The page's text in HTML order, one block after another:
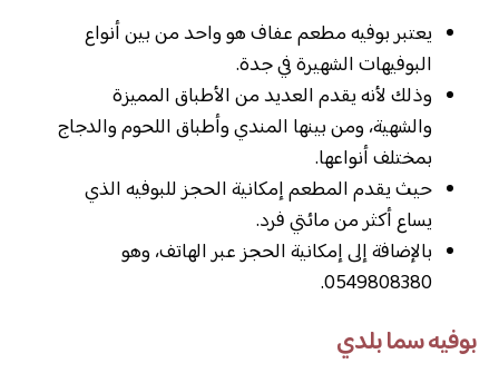
يعتبر بوفيه مطعم عفاف هو واحد من بين أنواع
البوفيهات الشهيرة في جدة.
وذلك لأنه يقدم العديد من الأطباق المميزة
والشهية، ومن بينها المندي وأطباق اللحوم والدجاج
بمختلف أنواعها.
حيث يقدم المطعم إمكانية الحجز للبوفيه الذي
يساع أكثر من مائتي فرد.
بالإضافة إلى إمكانية الحجز عبر الهاتف، وهو
0549808380.
بوفيه سما بلدي